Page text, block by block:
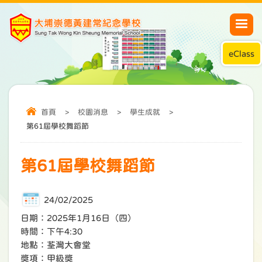
eClass
首頁 > 校園消息 > 學生成就
>
第61屆學校舞蹈節
第61屆學校舞蹈節
24/02/2025
日期：2025年1月16日（四）
時間：下午4:30
地點：荃灣大會堂
獎項：甲級獎